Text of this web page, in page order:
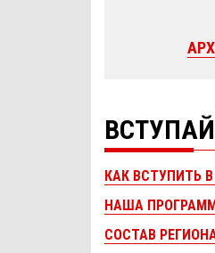
КАК ВСТУПИТЬ
НАША
СОСТАВ